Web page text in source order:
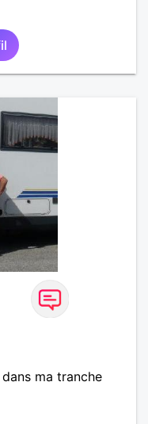
ma tranche